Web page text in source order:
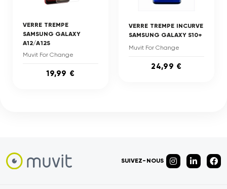
VERRE TREMPE
SAMSUNG GALAXY
A12/A12S
Muvit For Change
19,99 €
VERRE TREMPE INCURVE
SAMSUNG GALAXY S10+
Muvit For Change
24,99 €
SUIVEZ-NOUS